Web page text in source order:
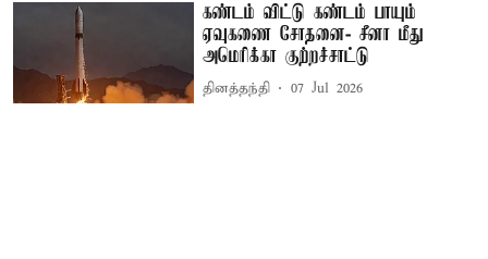
கண்டம் விட்டு கண்டம் பாயும்
ஏவுகணை சோதனை- சீனா மீது
அமெரிக்கா குற்றச்சாட்டு
தினத்தந்தி 07 Jul 2026